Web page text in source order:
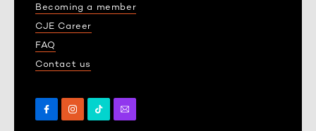
Becoming a member
CJE Career
FAQ
Contact us